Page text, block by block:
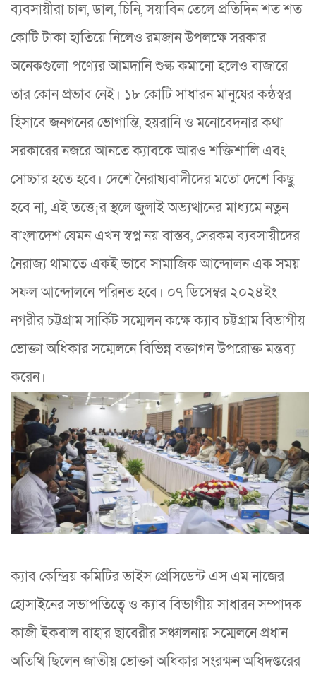
ব্যবসায়ীরা চাল, ডাল, চিনি, সয়াবিন তেলে প্রতিদিন শত শত
কোটি টাকা হাতিয়ে নিলেও রমজান উপলক্ষে সরকার
অনেকগুলো পণ্যের আমদানি শুল্ক কমানো হলেও বাজারে
তার কোন প্রভাব নেই। ১৮ কোটি সাধারন মানুষের কন্ঠস্বর
হিসাবে জনগনের ভোগান্তি, হয়রানি ও মনোবেদনার কথা
সরকারের নজরে আনতে ক্যাবকে আরও শক্তিশালি এবং
সোচ্চার হতে হবে। দেশে নৈরাষ্যবাদীদের মতো দেশে কিছু
হবে না, এই তত্তে¡র স্থলে জুলাই অভ্যত্থানের মাধ্যমে নতুন
বাংলাদেশ যেমন এখন স্বপ্ন নয় বাস্তব, সেরকম ব্যবসায়ীদের
নৈরাজ্য থামাতে একই ভাবে সামাজিক আন্দোলন এক সময়
সফল আন্দোলনে পরিনত হবে। ০৭ ডিসেম্বর ২০২৪ইং
নগরীর চট্টগ্রাম সার্কিট সম্মেলন কক্ষে ক্যাব চট্টগ্রাম বিভাগীয়
ভোক্তা অধিকার সম্মেলনে বিভিন্ন বক্তাগন উপরোক্ত মন্তব্য
করেন।
ক্যাব কেন্দ্রিয় কমিটির ভাইস প্রেসিডেন্ট এস এম নাজের
হোসাইনের সভাপতিত্বে ও ক্যাব বিভাগীয় সাধারন সম্পাদক
কাজী ইকবাল বাহার ছাবেরীর সঞ্চালনায় সম্মেলনে প্রধান
অতিথি ছিলেন জাতীয় ভোক্তা অধিকার সংরক্ষন অধিদপ্তরের